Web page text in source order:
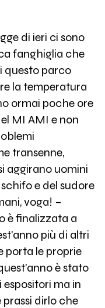
di ieri ci sono
fanghiglia che
questo parco
la temperatura
ormai poche ore
MI AMI e non
transenne,
aggirano uomini
e del sudore
voga! –
è finalizzata a
più di altri
porta le proprie
è stato
ma in
dirlo che